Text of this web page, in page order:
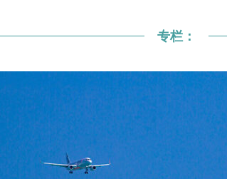
专栏：